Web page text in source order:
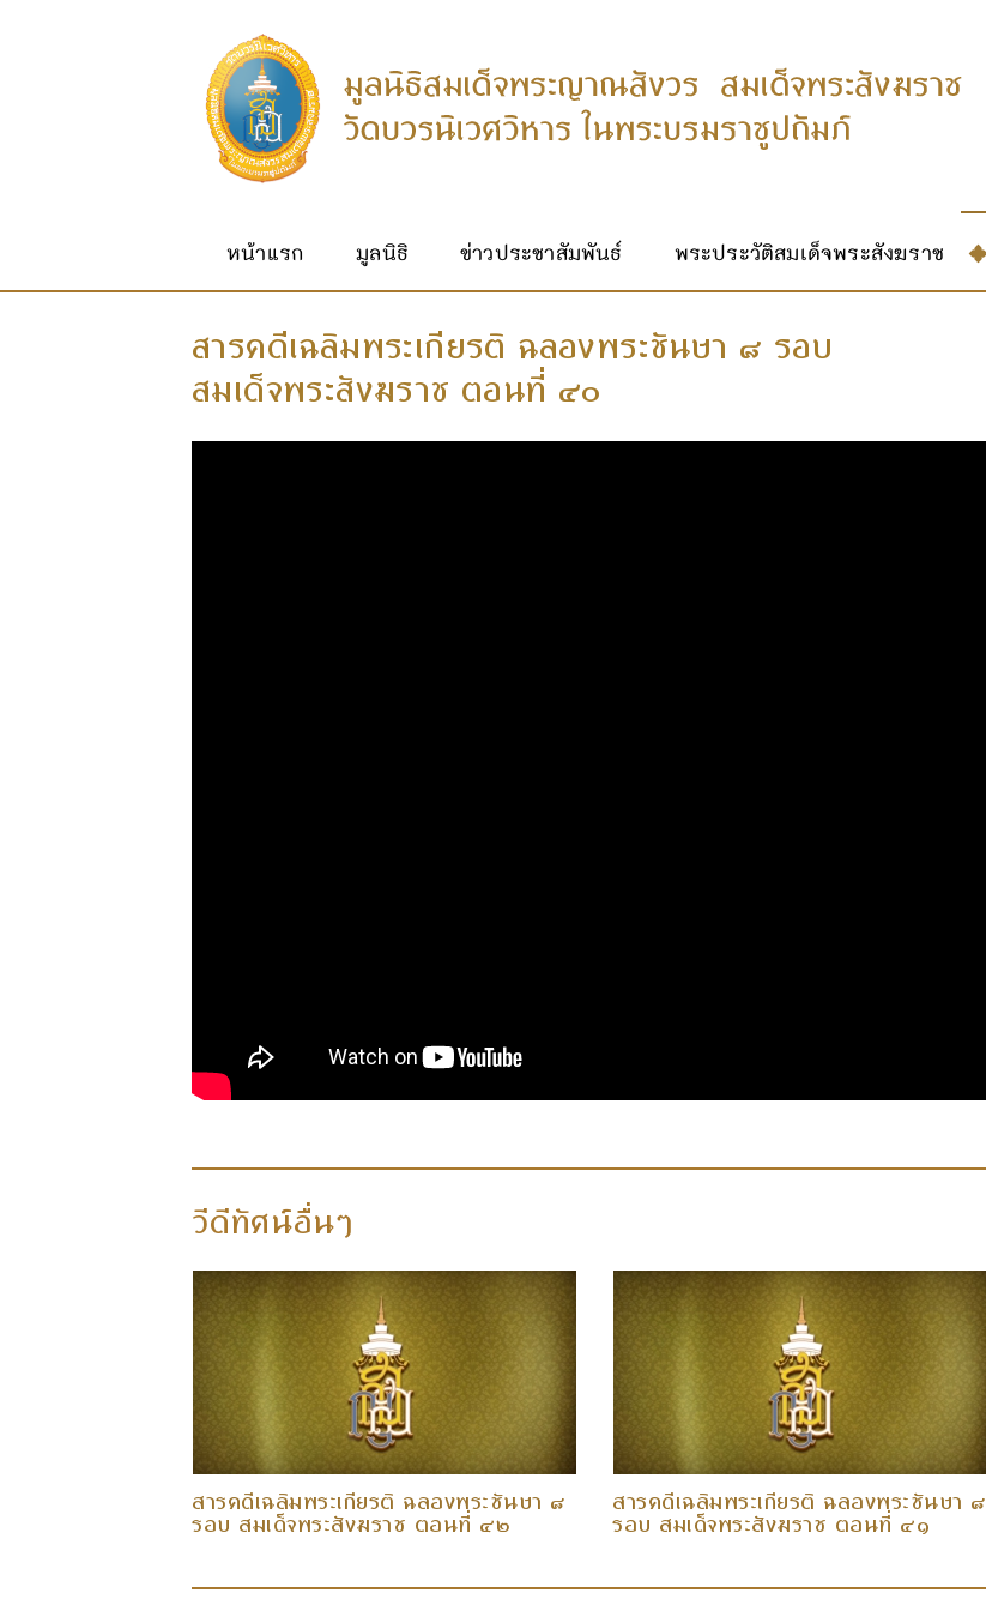
หน้าแรก มูลนิธิ ข่าวประชาสัมพันธ์ พระประวัติสมเด็จพระสังฆราช
สารคดีเฉลิมพระเกียรติ ฉลองพระชันษา ๘ รอบ
สมเด็จพระสังฆราช ตอนที่ ๔๐
วีดีทัศน์อื่นๆ
สารคดีเฉลิมพระเกียรติ ฉลองพระชันษา ๘
รอบ สมเด็จพระสังฆราช ตอนที่ ๔๒
สารคดีเฉลิมพระเกียรติ ฉลองพระชันษา ๘
รอบ สมเด็จพระสังฆราช ตอนที่ ๔๑